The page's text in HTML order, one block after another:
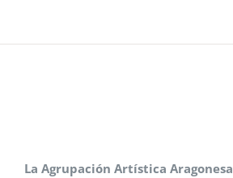
La Agrupación Artística Aragonesa